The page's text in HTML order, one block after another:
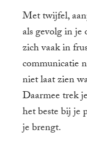
Met twijfel,
als gevolg in
zich vaak in
communicatie
niet laat zien
Daarmee trek
het beste bij je
je brengt.